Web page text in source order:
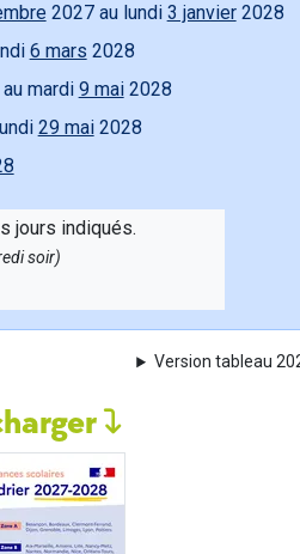
2027 au lundi 3 janvier2028
6 mars 2028
au mardi 9 mai2028
29 mai2028
jours indiqués.
soir)
Version tableau